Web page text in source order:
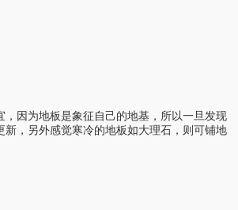
，因为地板是象征自己的地基，所以一旦发现
新，另外感觉寒冷的地板如大理石，则可铺地